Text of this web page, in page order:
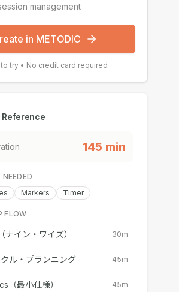
management
in METODIC
try • No credit card required
Reference
145 min
Markers Timer
FLOW
イン・ワイズ） 30m
ル・プランニング 45m
（最小仕様） 45m